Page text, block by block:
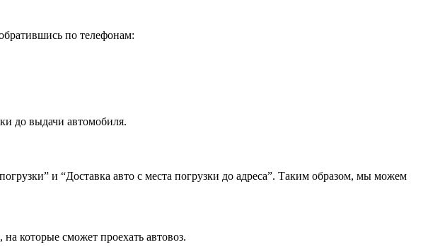
по телефонам:
до выдачи автомобиля.
и “Доставка авто с места погрузки до адреса”. Таким образом, мы можем
которые сможет проехать автовоз.